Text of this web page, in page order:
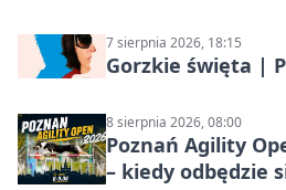
7 sierpnia 2026, 18:15
Gorzkie święta |
8 sierpnia 2026, 08:00
Poznań Agility
– kiedy odbędzie